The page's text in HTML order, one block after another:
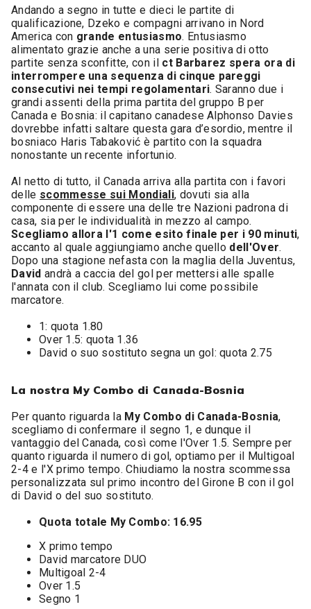
Andando a segno in tutte e dieci le partite di
qualificazione, Dzeko e compagni arrivano in Nord
America con grande entusiasmo. Entusiasmo
alimentato grazie anche a una serie positiva di otto
partite senza sconfitte, con il ct Barbarez spera ora di
interrompere una sequenza di cinque pareggi
consecutivi nei tempi regolamentari. Saranno due i
grandi assenti della prima partita del gruppo B per
Canada e Bosnia: il capitano canadese Alphonso Davies
dovrebbe infatti saltare questa gara d’esordio, mentre il
bosniaco Haris Tabaković è partito con la squadra
nonostante un recente infortunio.
Al netto di tutto, il Canada arriva alla partita con i favori
delle scommesse sui Mondiali, dovuti sia alla
componente di essere una delle tre Nazioni padrona di
casa, sia per le individualità in mezzo al campo.
Scegliamo allora l'1 come esito finale per i 90 minuti,
accanto al quale aggiungiamo anche quello dell'Over.
Dopo una stagione nefasta con la maglia della Juventus,
David andrà a caccia del gol per mettersi alle spalle
l'annata con il club. Scegliamo lui come possibile
marcatore.
1: quota 1.80
Over 1.5: quota 1.36
David o suo sostituto segna un gol: quota 2.75
La nostra My Combo di Canada-Bosnia
Per quanto riguarda la My Combo di Canada-Bosnia,
scegliamo di confermare il segno 1, e dunque il
vantaggio del Canada, così come l'Over 1.5. Sempre per
quanto riguarda il numero di gol, optiamo per il Multigoal
2-4 e l'X primo tempo. Chiudiamo la nostra scommessa
personalizzata sul primo incontro del Girone B con il gol
di David o del suo sostituto.
Quota totale My Combo: 16.95
X primo tempo
David marcatore DUO
Multigoal 2-4
Over 1.5
Segno 1